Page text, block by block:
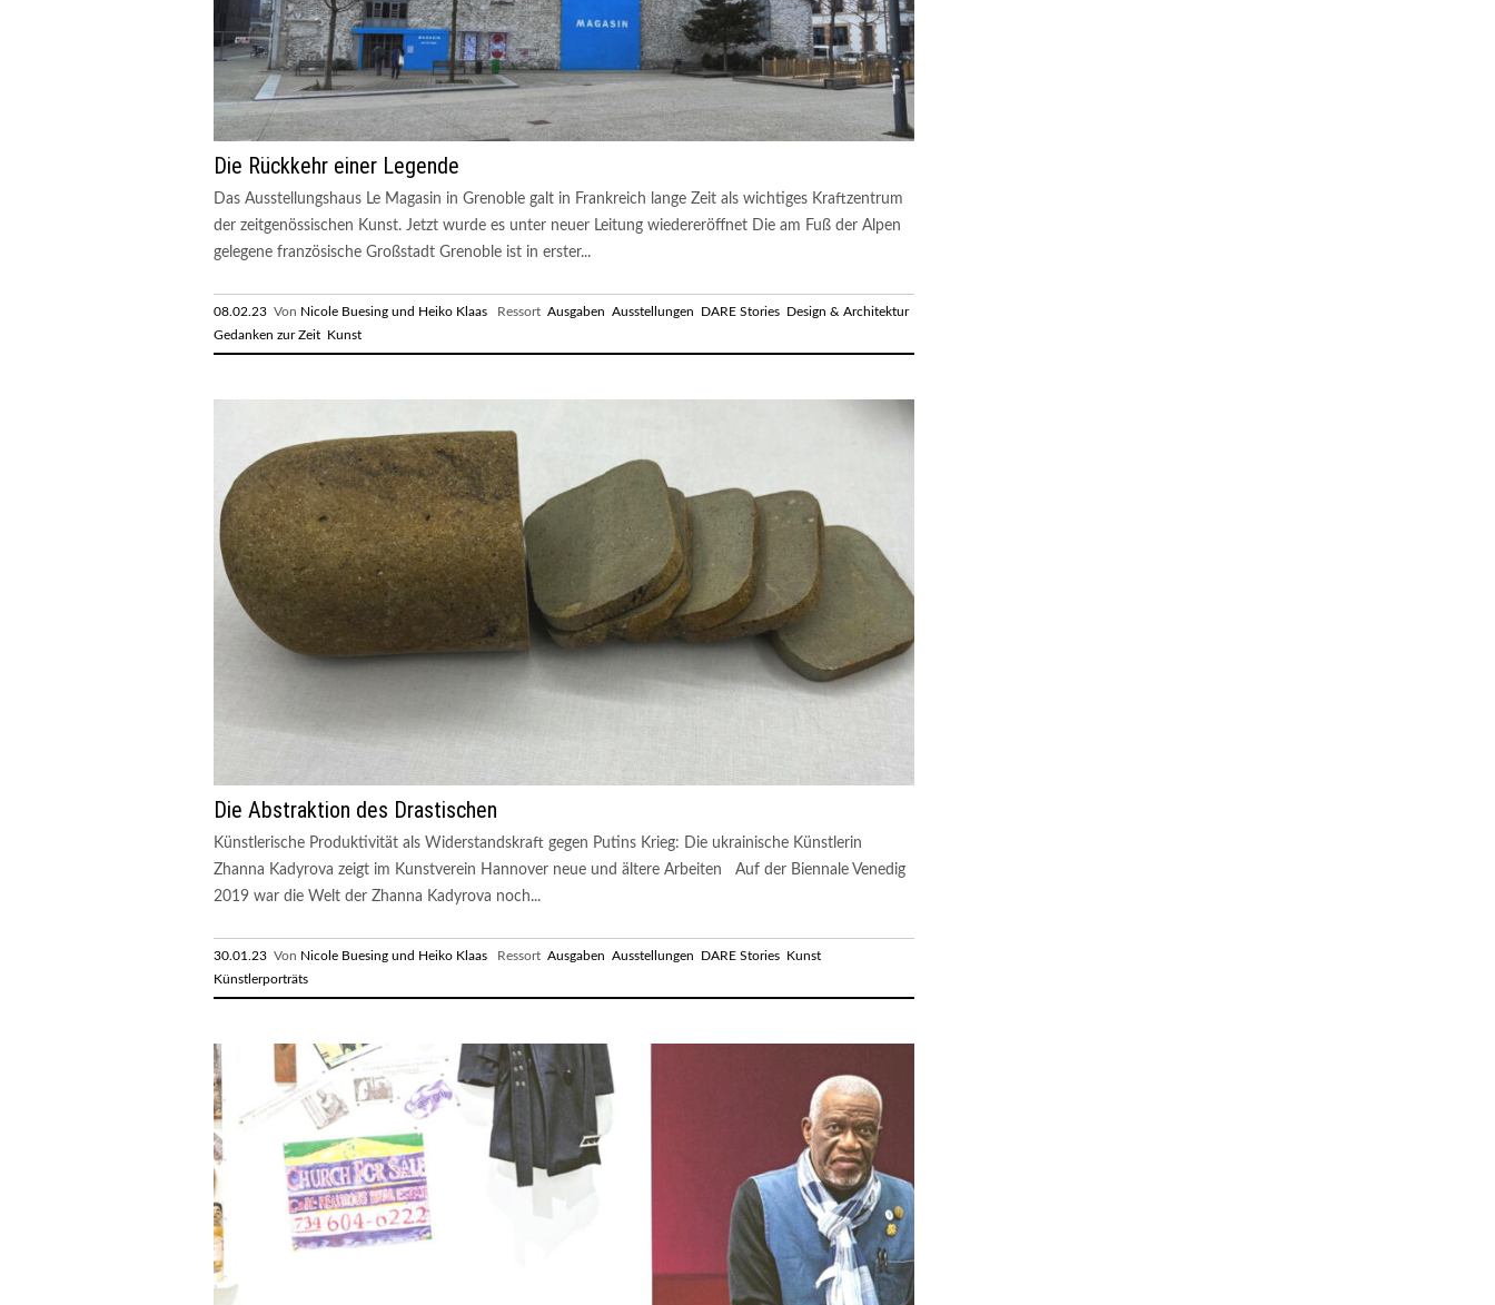
Die Rückkehr einer Legende
Das Ausstellungshaus Le Magasin in Grenoble galt in Frankreich lange Zeit als wichtiges Kraftzentrum
der zeitgenössischen Kunst. Jetzt wurde es unter neuer Leitung wiedereröffnet Die am Fuß der Alpen
gelegene französische Großstadt Grenoble ist in erster...
08.02.23 Von Nicole Buesing und Heiko Klaas Ressort Ausgaben Ausstellungen DARE Stories Design & Architektur
Gedanken zur Zeit Kunst
Die Abstraktion des Drastischen
Künstlerische Produktivität als Widerstandskraft gegen Putins Krieg: Die ukrainische Künstlerin
Zhanna Kadyrova zeigt im Kunstverein Hannover neue und ältere Arbeiten Auf der Biennale Venedig
2019 war die Welt der Zhanna Kadyrova noch...
30.01.23 Von Nicole Buesing und Heiko Klaas Ressort Ausgaben Ausstellungen DARE Stories Kunst
Künstlerporträts